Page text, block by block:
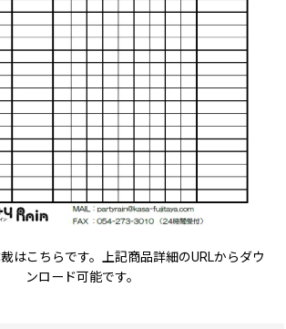
はこちらです。上記商品詳細のURLからダウ
ンロード可能です。